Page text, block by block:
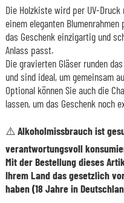
Die Holzkiste wird per UV-
einem eleganten
das Geschenk einzigartig und
Anlass passt.
Die gravierten Gläser runden
und sind ideal, um gemeinsam
Optional können Sie auch die
lassen, um das Geschenk noch
⚠️ Alkoholmissbrauch ist
verantwortungsvoll
Mit der Bestellung dieses
Ihrem Land das gesetzlich
haben (18 Jahre in